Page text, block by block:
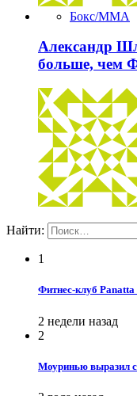
Бокс/MMA
Александр
больше, чем
Найти:
1
Фитнес-клуб
2 недели назад
2
Моуринью выразил